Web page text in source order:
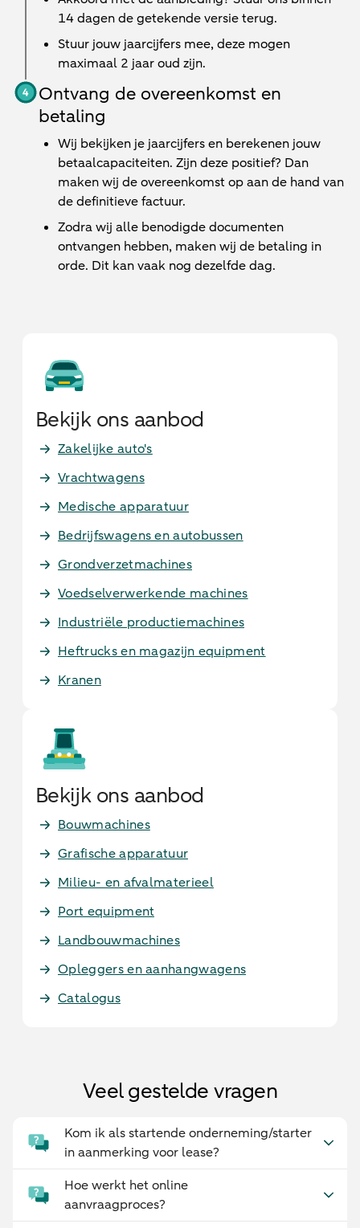
14 dagen de getekende versie terug.
Stuur jouw jaarcijfers mee, deze mogen
maximaal 2 jaar oud zijn.
Ontvang de overeenkomst en
betaling
Wij bekijken je jaarcijfers en berekenen jouw
betaalcapaciteiten. Zijn deze positief? Dan
maken wij de overeenkomst op aan de hand van
de definitieve factuur.
Zodra wij alle benodigde documenten
ontvangen hebben, maken wij de betaling in
orde. Dit kan vaak nog dezelfde dag.
Bekijk ons aanbod
Zakelijke auto's
Vrachtwagens
Medische apparatuur
Bedrijfswagens en autobussen
Grondverzetmachines
Voedselverwerkende machines
Industriële productiemachines
Heftrucks en magazijn equipment
Kranen
Bekijk ons aanbod
Bouwmachines
Grafische apparatuur
Milieu- en afvalmaterieel
Port equipment
Landbouwmachines
Opleggers en aanhangwagens
Catalogus
Veel gestelde vragen
Kom ik als startende onderneming/starter
in aanmerking voor lease?
Hoe werkt het online
aanvraagproces?